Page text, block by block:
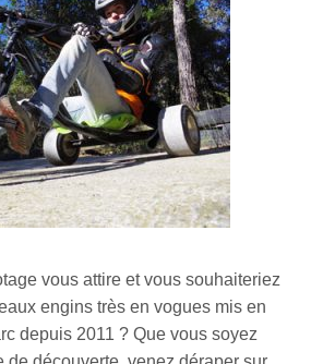
vous attire et vous souhaiteriez
engins très en vogues mis en
depuis 2011 ? Que vous soyez